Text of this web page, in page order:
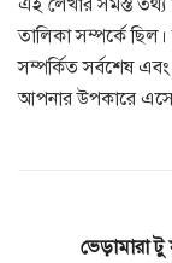
তালিকা সম্পর্কে
সম্পর্কিত সর্বশেষ
আপনার উপকারে
ভেড়ামারা